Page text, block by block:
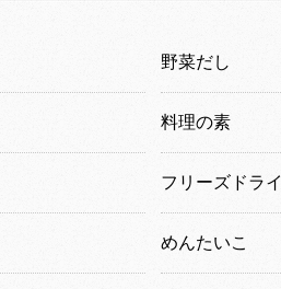
野菜だし
料理の素
フリーズドライ
めんたいこ